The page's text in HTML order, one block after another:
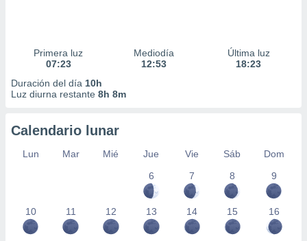
Primera luz
07:23
Mediodía
12:53
Última luz
18:23
Duración del día 10h
Luz diurna restante 8h 8m
Calendario lunar
Lun Mar Mié Jue Vie Sáb
Dom
6
7 8 9
10 11 12 13 14 15 16